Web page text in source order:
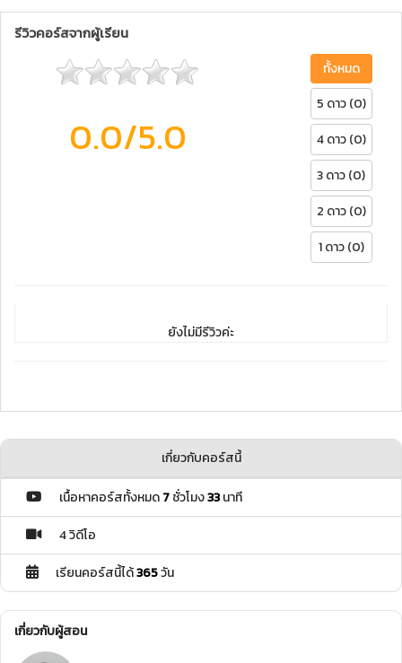
รีวิวคอร์สจากผู้เรียน
0.0/5.0
ทั้งหมด
5 ดาว (0)
4 ดาว (0)
3 ดาว (0)
2 ดาว (0)
1 ดาว (0)
ยังไม่มีรีวิวค่ะ
เกี่ยวกับคอร์สนี้
เนื้อหาคอร์สทั้งหมด7ชั่วโมง33นาที
4 วิดีโอ
เรียนคอร์สนี้ได้365วัน
เกี่ยวกับผู้สอน